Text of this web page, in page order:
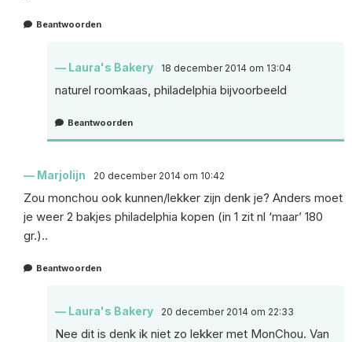
Beantwoorden
Laura's Bakery 18 december 2014 om 13:04
naturel roomkaas, philadelphia bijvoorbeeld
Beantwoorden
Marjolijn 20 december 2014 om 10:42
Zou monchou ook kunnen/lekker zijn denk je? Anders moet
je weer 2 bakjes philadelphia kopen (in 1 zit nl ‘maar’ 180
gr.)..
Beantwoorden
Laura's Bakery 20 december 2014 om 22:33
Nee dit is denk ik niet zo lekker met MonChou. Van